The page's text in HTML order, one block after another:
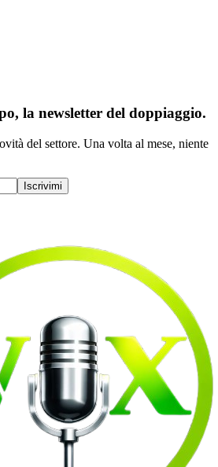
, la newsletter del doppiaggio.
del settore. Una volta al mese, niente
Iscrivimi